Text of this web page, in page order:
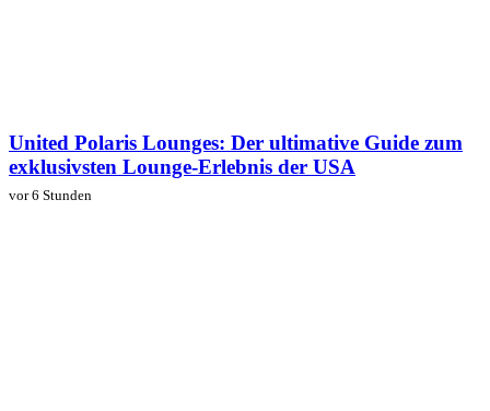
United Polaris Lounges: Der ultimative Guide zum
exklusivsten Lounge-Erlebnis der USA
vor 6 Stunden